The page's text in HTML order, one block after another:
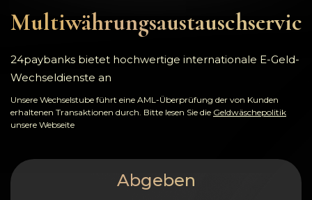
Reserven
Für die Partner
Feedback
Regeln
AML/CFT
Multiwährungsaustauschservice
24paybanks bietet hochwertige internationale E-Geld-
Wechseldienste an
Unsere Wechselstube führt eine AML-Überprüfung der von Kunden
erhaltenen Transaktionen durch. Bitte lesen Sie die Geldwäschepolitik
unsere Webseite
Abgeben